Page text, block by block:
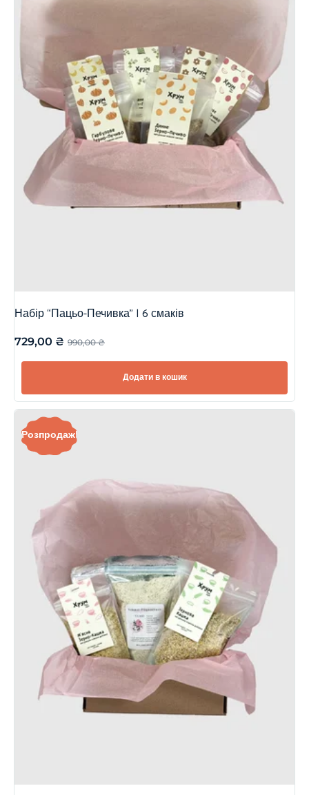
Набір “Пацьо-Печивка” | 6 смаків
990,00₴
729,00 ₴
Додати в кошик
Розпродаж!